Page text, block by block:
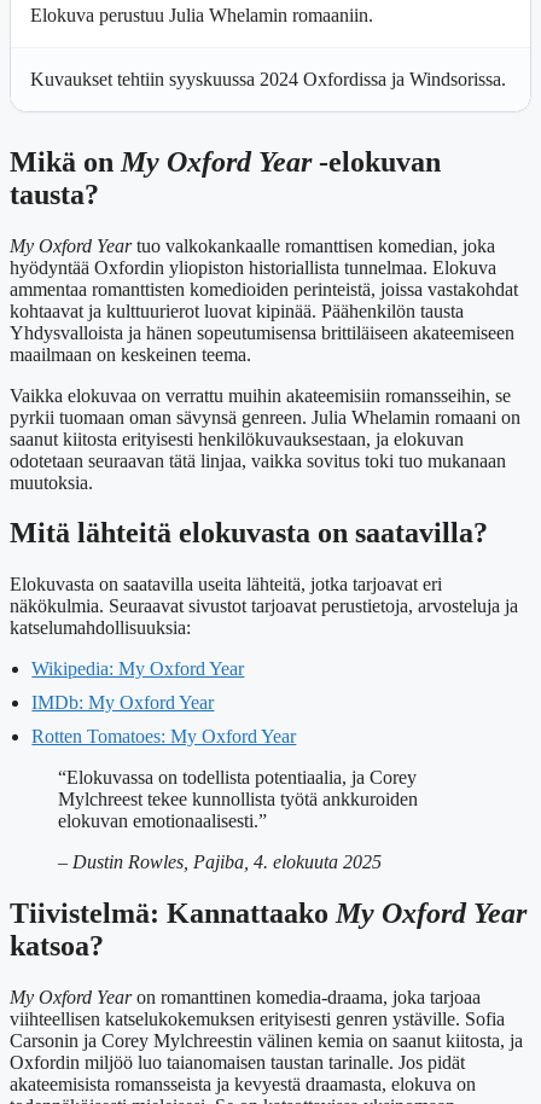
Elokuva perustuu Julia Whelamin romaaniin.
Kuvaukset tehtiin syyskuussa 2024 Oxfordissa ja Windsorissa.
Mikä on My Oxford Year-elokuvan
tausta?
My Oxford Yeartuo valkokankaalle romanttisen komedian, joka
hyödyntää Oxfordin yliopiston historiallista tunnelmaa. Elokuva
ammentaa romanttisten komedioiden perinteistä, joissa vastakohdat
kohtaavat ja kulttuurierot luovat kipinää. Päähenkilön tausta
Yhdysvalloista ja hänen sopeutumisensa brittiläiseen akateemiseen
maailmaan on keskeinen teema.
Vaikka elokuvaa on verrattu muihin akateemisiin romansseihin, se
pyrkii tuomaan oman sävynsä genreen. Julia Whelamin romaani on
saanut kiitosta erityisesti henkilökuvauksestaan, ja elokuvan
odotetaan seuraavan tätä linjaa, vaikka sovitus toki tuo mukanaan
muutoksia.
Mitä lähteitä elokuvasta on saatavilla?
Elokuvasta on saatavilla useita lähteitä, jotka tarjoavat eri
näkökulmia. Seuraavat sivustot tarjoavat perustietoja, arvosteluja ja
katselumahdollisuuksia:
Wikipedia: My Oxford Year
IMDb: My Oxford Year
Rotten Tomatoes: My Oxford Year
“Elokuvassa on todellista potentiaalia, ja Corey
Mylchreest tekee kunnollista työtä ankkuroiden
elokuvan emotionaalisesti.”
– Dustin Rowles, Pajiba, 4. elokuuta 2025
Tiivistelmä: KannattaakoMy Oxford Year
katsoa?
My Oxford Yearon romanttinen komedia-draama, joka tarjoaa
viihteellisen katselukokemuksen erityisesti genren ystäville. Sofia
Carsonin ja Corey Mylchreestin välinen kemia on saanut kiitosta, ja
Oxfordin miljöö luo taianomaisen taustan tarinalle. Jos pidät
akateemisista romansseista ja kevyestä draamasta, elokuva on